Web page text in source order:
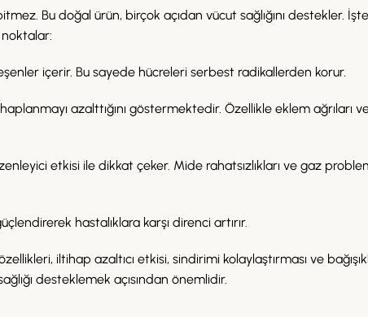
Bu doğal ürün, birçok açıdan vücut sağlığını destekler. İşte
içerir. Bu sayede hücreleri serbest radikallerden korur.
azalttığını göstermektedir. Özellikle eklem ağrıları
etkisi ile dikkat çeker. Mide rahatsızlıkları ve gaz
hastalıklara karşı direnci artırır.
iltihap azaltıcı etkisi, sindirimi kolaylaştırması ve
desteklemek açısından önemlidir.